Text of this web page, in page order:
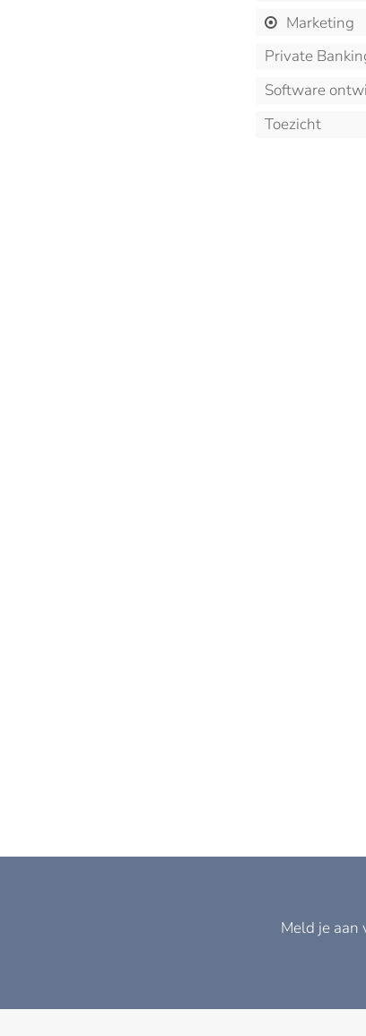
Marketing
Private
Software
Toezicht
Meld je aan